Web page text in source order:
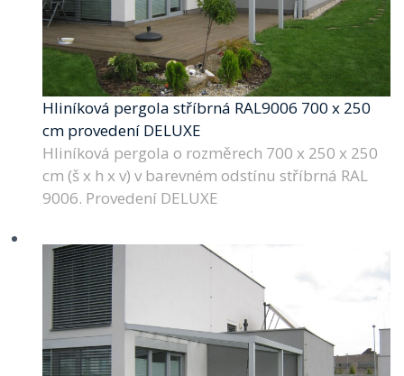
Hliníková pergola stříbrná RAL9006 700 x 250
cm provedení DELUXE
Hliníková pergola o rozměrech 700 x 250 x 250
cm (š x h x v) v barevném odstínu stříbrná RAL
9006. Provedení DELUXE